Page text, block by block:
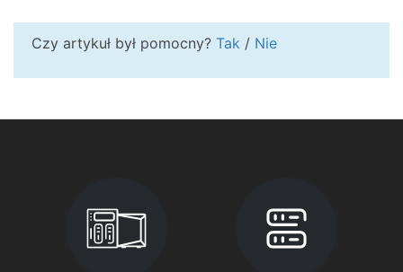
Czy artykuł był pomocny? Tak / Nie